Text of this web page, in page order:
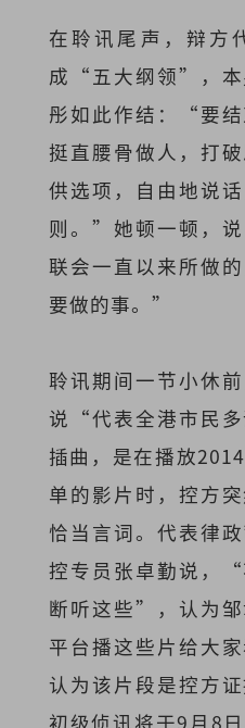
在聆讯尾声，辩方
成“五大纲领”，本
彤如此作结：“要
挺直腰骨做人，打
供选项，自由地说
则。”她顿一顿，
联会一直以来所做
要做的事。”
聆讯期间一节小休
说“代表全港市民
插曲，是在播放
单的影片时，控方
恰当言词。代表律
控专员张卓勤说，
断听这些”，认为
平台播这些片给大
认为该片段是控方
初级侦讯将于9月8